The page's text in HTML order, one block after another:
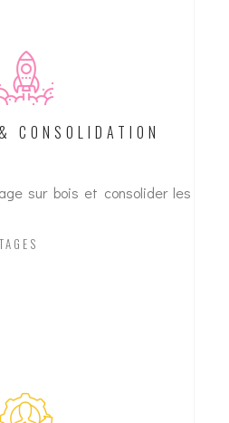
CONSOLIDATION
sur bois et consolider les